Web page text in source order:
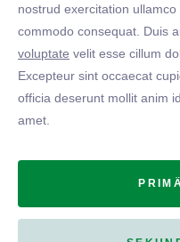
nostrud exercitation
commodo consequat. Duis
voluptate velit esse cillum
Excepteur sint occaecat
officia deserunt mollit anim
amet.